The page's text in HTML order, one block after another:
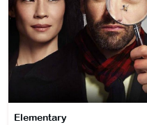
Elementary